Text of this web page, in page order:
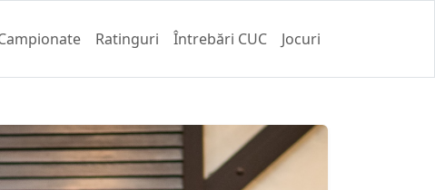
Ratinguri Întrebări CUC Jocuri